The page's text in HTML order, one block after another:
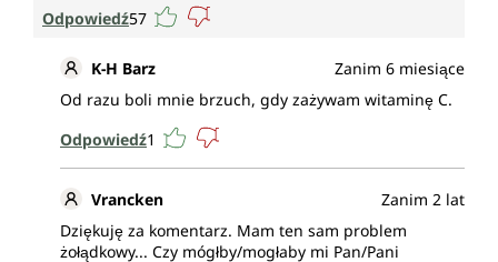
Europejski Urząd ds. Bezpieczeństwa Żywności.
C marki Unimedica zawiera 365 kapsułek. To
odpowiada półrocznemu zapasowi.
Wegańskie i bez następujących
dodatków
Odpowiedź57
K-H Barz
Zanim 6 miesiące
Od razu boli mnie brzuch, gdy zażywam witaminę C.
Odpowiedź1
Vrancken
Zanim 2 lat
Dziękuję za komentarz. Mam ten sam problem
żołądkowy... Czy mógłby/mogłaby mi Pan/Pani